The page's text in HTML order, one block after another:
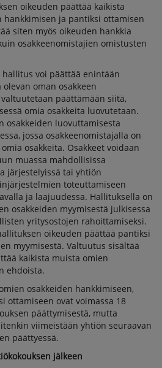
oikeuden päättää kaikista
hankkimisen ja pantiksi ottamisen
siten myös oikeuden hankkia
osakkeenomistajien omistusten
voi päättää enintään
oman osakkeen
päättämään siitä,
omia osakkeita luovutetaan.
osakkeiden luovuttamisesta
jossa osakkeenomistajalla on
osakkeita. Osakkeet voidaan
muassa mahdollisissa
järjestelyissä tai yhtiön
toteuttamiseen
ja laajuudessa. Hallituksella on
osakkeiden myymisestä julkisessa
yritysostojen rahoittamiseksi.
oikeuden päättää pantiksi
myymisestä. Valtuutus sisältää
kaikista muista omien
ehdoista.
osakkeiden hankkimiseen,
ottamiseen ovat voimassa 18
päättymisestä, mutta
viimeistään yhtiön seuraavan
päättyessä.
jälkeen